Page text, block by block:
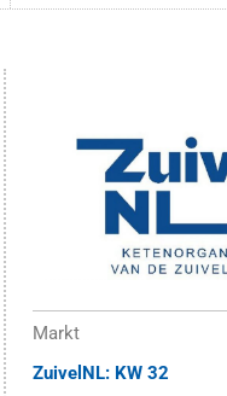
Markt
ZuivelNL: KW 32